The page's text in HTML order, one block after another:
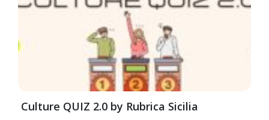
Culture QUIZ 2.0 by Rubrica Sicilia